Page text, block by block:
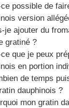
possible de
version
je ajouter du
gratiné ?
que je peux
en portion
de temps
dauphinois ?
mon gratin